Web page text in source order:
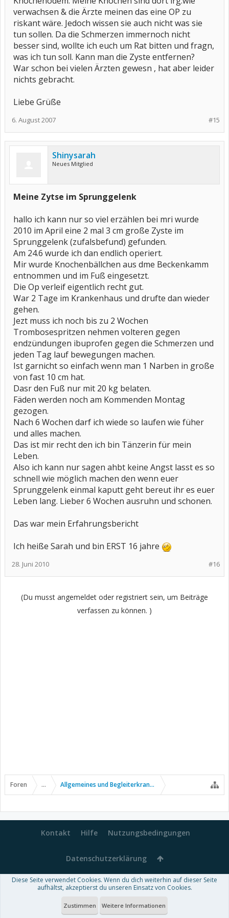
verwachsen & die Ärzte meinen das eine OP zu
riskant wäre. Jedoch wissen sie auch nicht was sie
tun sollen. Da die Schmerzen immernoch nicht
besser sind, wollte ich euch um Rat bitten und fragn,
was ich tun soll. Kann man die Zyste entfernen?
War schon bei vielen Ärzten gewesn , hat aber leider
nichts gebracht.
Liebe Grüße
#15
6. August 2007
Shinysarah
Neues Mitglied
Meine Zytse im Sprunggelenk
hallo ich kann nur so viel erzählen bei mri wurde
2010 im April eine 2 mal 3 cm große Zyste im
Sprunggelenk (zufalsbefund) gefunden.
Am 24.6 wurde ich dan endlich operiert.
Mir wurde Knochenbällchen aus dme Beckenkamm
entnommen und im Fuß eingesetzt.
Die Op verleif eigentlich recht gut.
War 2 Tage im Krankenhaus und drufte dan wieder
gehen.
Jezt muss ich noch bis zu 2 Wochen
Trombosespritzen nehmen volteren gegen
endzündungen ibuprofen gegen die Schmerzen und
jeden Tag lauf bewegungen machen.
Ist garnicht so einfach wenn man 1 Narben in große
von fast 10 cm hat.
Dasr den Fuß nur mit 20 kg belaten.
Fäden werden noch am Kommenden Montag
gezogen.
Nach 6 Wochen darf ich wiede so laufen wie füher
und alles machen.
Das ist mir recht den ich bin Tänzerin für mein
Leben.
Also ich kann nur sagen ahbt keine Angst lasst es so
schnell wie möglich machen den wenn euer
Sprunggelenk einmal kaputt geht bereut ihr es euer
Leben lang. Lieber 6 Wochen ausruhn und schonen.
Das war mein Erfahrungsbericht
Ich heiße Sarah und bin ERST 16 jahre
#16
28. Juni 2010
(Du musst angemeldet oder registriert sein, um Beiträge
verfassen zu können. )
Foren ... Allgemeines und Begleiterkrankungen
Kontakt Hilfe Nutzungsbedingungen
Datenschutzerklärung
Forum software by XenForo™-Deutsch von xenDach
Theme designed byThemeHouse
Diese Seite verwendet Cookies. Wenn du dich weiterhin auf dieser Seite
aufhältst, akzeptierst du unseren Einsatz von Cookies.
Zustimmen Weitere Informationen